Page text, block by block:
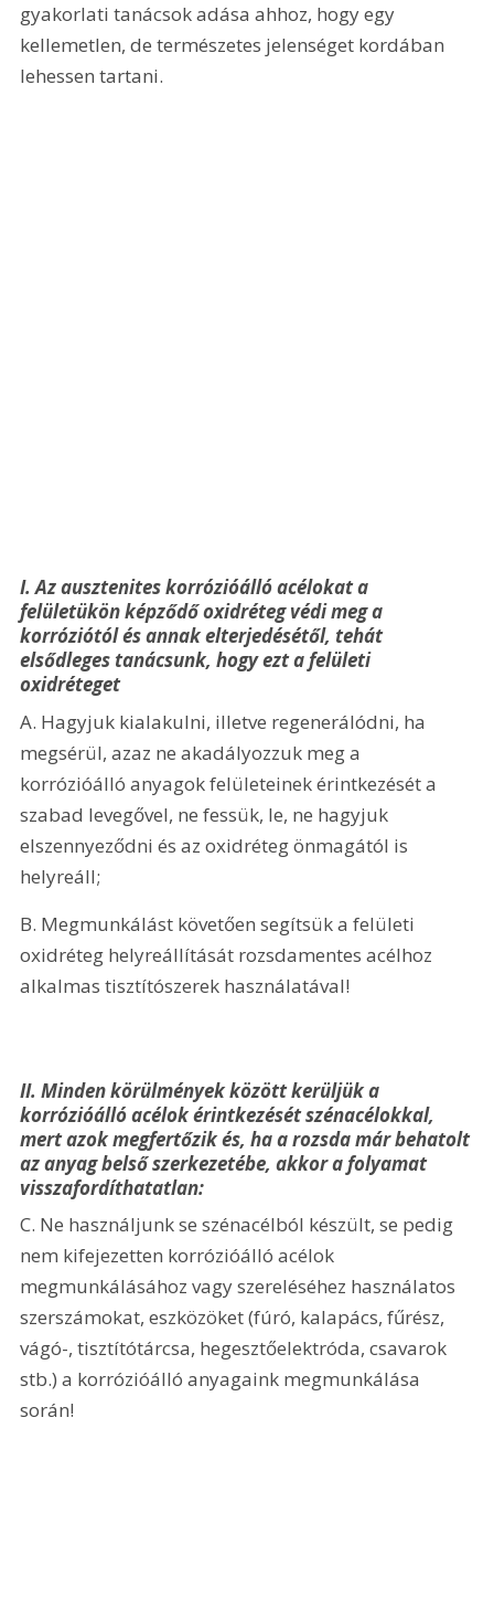
gyakorlati tanácsok adása ahhoz, hogy egy
kellemetlen, de természetes jelenséget kordában
lehessen tartani.
I. Az ausztenites korrózióálló acélokat a
felületükön képződő oxidréteg védi meg a
korróziótól és annak elterjedésétől, tehát
elsődleges tanácsunk, hogy ezt a felületi
oxidréteget
A. Hagyjuk kialakulni, illetve regenerálódni, ha
megsérül, azaz ne akadályozzuk meg a
korrózióálló anyagok felületeinek érintkezését a
szabad levegővel, ne fessük, le, ne hagyjuk
elszennyeződni és az oxidréteg önmagától is
helyreáll;
B. Megmunkálást követően segítsük a felületi
oxidréteg helyreállítását rozsdamentes acélhoz
alkalmas tisztítószerek használatával!
II. Minden körülmények között kerüljük a
korrózióálló acélok érintkezését szénacélokkal,
mert azok megfertőzik és, ha a rozsda már behatolt
az anyag belső szerkezetébe, akkor a folyamat
visszafordíthatatlan:
C. Ne használjunk se szénacélból készült, se pedig
nem kifejezetten korrózióálló acélok
megmunkálásához vagy szereléséhez használatos
szerszámokat, eszközöket (fúró, kalapács, fűrész,
vágó-, tisztítótárcsa, hegesztőelektróda, csavarok
stb.) a korrózióálló anyagaink megmunkálása
során!